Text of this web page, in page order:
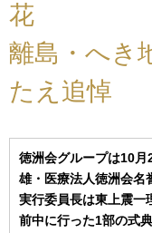
花
離島・へき
たえ追悼
徳洲会グループは10
雄・医療法人徳洲会名
実行委員長は東上震一
前中に行った1部の式